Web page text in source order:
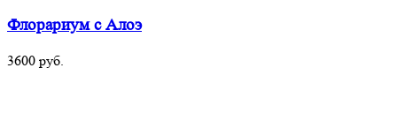
Флорариум с Алоэ
3600 руб.